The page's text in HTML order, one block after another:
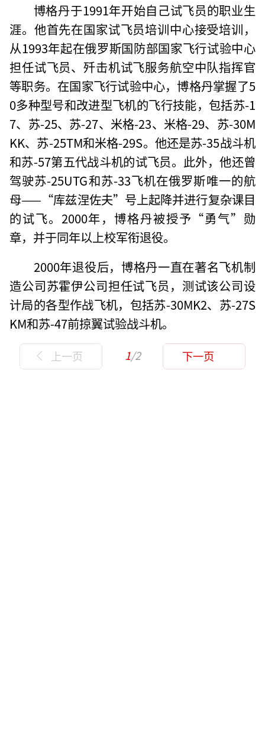
博格丹于1991年开始自己试飞员的职业生
涯。他首先在国家试飞员培训中心接受培训，
从1993年起在俄罗斯国防部国家飞行试验中心
担任试飞员、歼击机试飞服务航空中队指挥官
等职务。在国家飞行试验中心，博格丹掌握了5
0多种型号和改进型飞机的飞行技能，包括苏-1
7、苏-25、苏-27、米格-23、米格-29、苏-30M
KK、苏-25TM和米格-29S。他还是苏-35战斗机
和苏-57第五代战斗机的试飞员。此外，他还曾
驾驶苏-25UTG和苏-33飞机在俄罗斯唯一的航
母——“库兹涅佐夫”号上起降并进行复杂课目
的试飞。2000年，博格丹被授予“勇气”勋
章，并于同年以上校军衔退役。
2000年退役后，博格丹一直在著名飞机制
造公司苏霍伊公司担任试飞员，测试该公司设
计局的各型作战飞机，包括苏-30MK2、苏-27S
KM和苏-47前掠翼试验战斗机。
上一页 1/2 下一页